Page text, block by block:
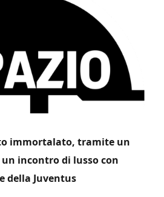
immortalato, tramite un
incontro di lusso con
della Juventus